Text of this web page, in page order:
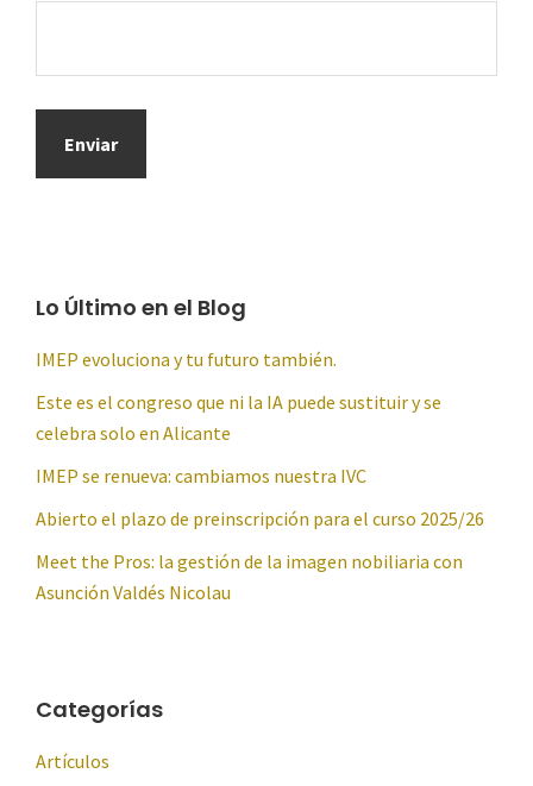
Lo Último en el Blog
IMEP evoluciona y tu futuro también.
Este es el congreso que ni la IA puede sustituir y se
celebra solo en Alicante
IMEP se renueva: cambiamos nuestra IVC
Abierto el plazo de preinscripción para el curso 2025/26
Meet the Pros: la gestión de la imagen nobiliaria con
Asunción Valdés Nicolau
Categorías
Artículos